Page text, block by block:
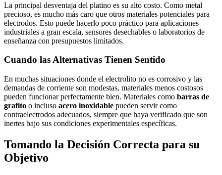
La principal desventaja del platino es su alto costo. Como metal
precioso, es mucho más caro que otros materiales potenciales para
electrodos. Esto puede hacerlo poco práctico para aplicaciones
industriales a gran escala, sensores desechables o laboratorios de
enseñanza con presupuestos limitados.
Cuando las Alternativas Tienen Sentido
En muchas situaciones donde el electrolito no es corrosivo y las
demandas de corriente son modestas, materiales menos costosos
pueden funcionar perfectamente bien. Materiales como barras de
grafito o incluso acero inoxidable pueden servir como
contraelectrodos adecuados, siempre que haya verificado que son
inertes bajo sus condiciones experimentales específicas.
Tomando la Decisión Correcta para su
Objetivo